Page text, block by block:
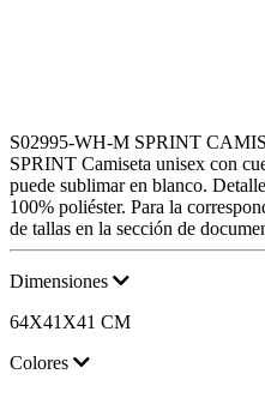
S02995-WH-M SPRINT
SPRINT Camiseta unisex con
puede sublimar en blanco.
100% poliéster. Para la
de tallas en la sección de
Dimensiones
64X41X41 CM
Colores